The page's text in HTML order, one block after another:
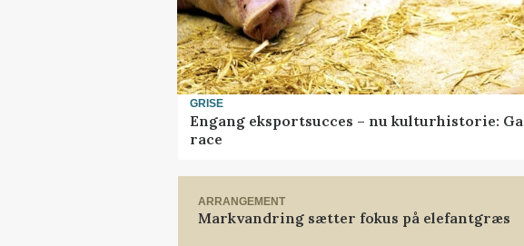
GRISE
Engang eksportsucces – nu kulturhistorie:
race
ARRANGEMENT
Markvandring sætter fokus på elefantgræs